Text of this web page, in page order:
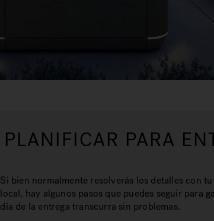
PLANIFICAR PARA
Si bien normalmente resolverás los detalles con
local, hay algunos pasos que puedes seguir para
día de la entrega transcurra sin problemas.